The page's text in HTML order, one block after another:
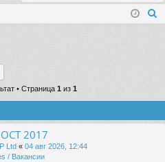
д ис
• Страница 1 из 1
2017
Ltd « 04 авг 2026, 12:44
/ Вакансии